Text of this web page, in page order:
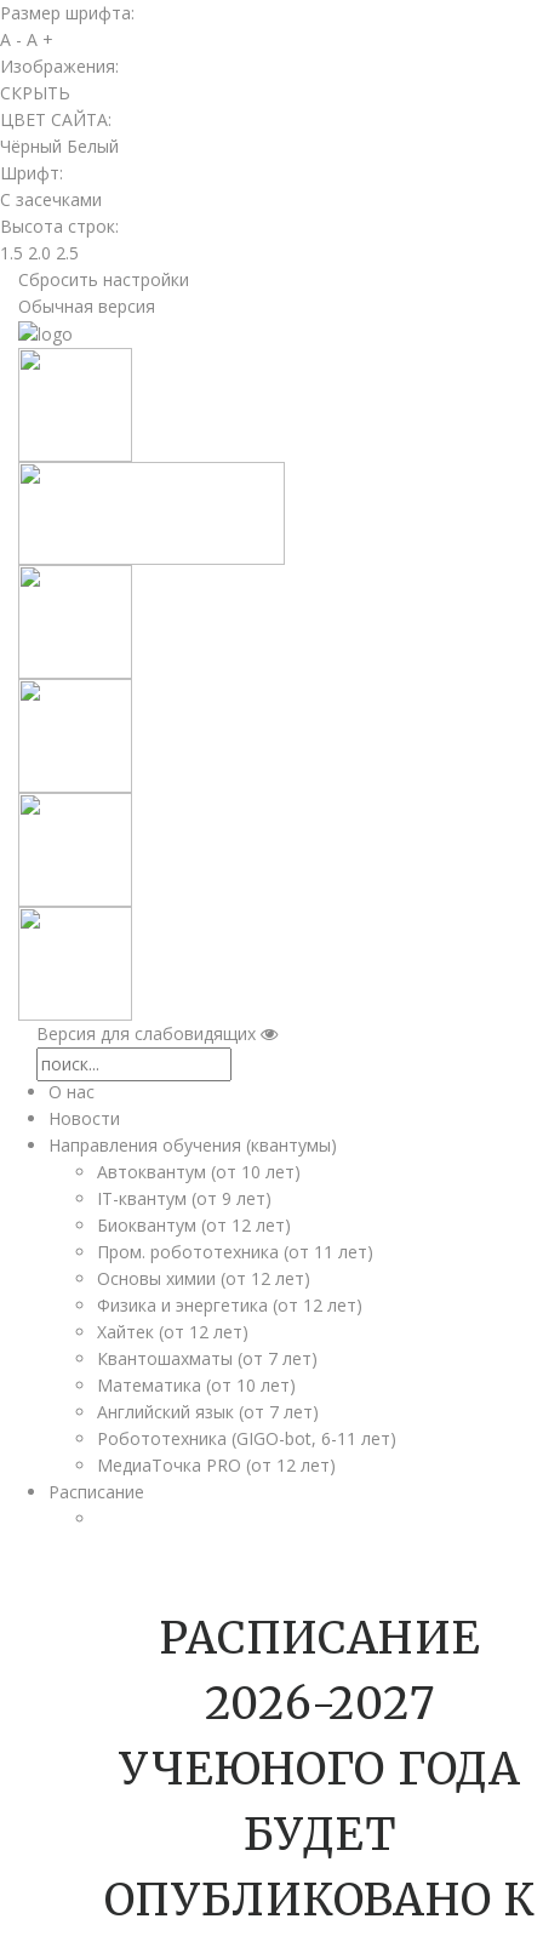
Размер шрифта:
A - A +
Изображения:
СКРЫТЬ
ЦВЕТ САЙТА:
Чёрный Белый
Шрифт:
С засечками
Высота строк:
1.5 2.0 2.5
Сбросить настройки
Обычная версия
Версия для слабовидящих
О нас
Новости
Направления обучения (квантумы)
Автоквантум (от 10 лет)
IT-квантум (от 9 лет)
Биоквантум (от 12 лет)
Пром. робототехника (от 11 лет)
Основы химии (от 12 лет)
Физика и энергетика (от 12 лет)
Хайтек (от 12 лет)
Квантошахматы (от 7 лет)
Математика (от 10 лет)
Английский язык (от 7 лет)
Робототехника (GIGO-bot, 6-11 лет)
МедиаТочка PRO (от 12 лет)
Расписание
РАСПИСАНИЕ
2026-2027
УЧЕЮНОГО ГОДА
БУДЕТ
ОПУБЛИКОВАНО К